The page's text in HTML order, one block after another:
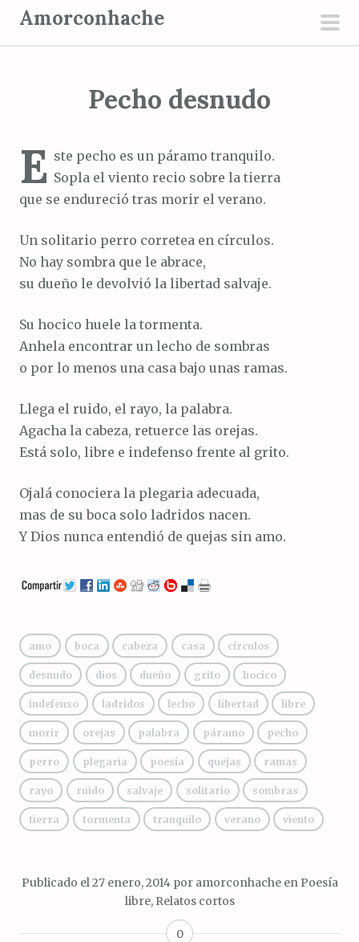
Amorconhache
Pecho desnudo
E ste pecho es un páramo tranquilo.
Sopla el viento recio sobre la tierra
que se endureció tras morir el verano.
Un solitario perro corretea en círculos.
No hay sombra que le abrace,
su dueño le devolvió la libertad salvaje.
Su hocico huele la tormenta.
Anhela encontrar un lecho de sombras
o por lo menos una casa bajo unas ramas.
Llega el ruido, el rayo, la palabra.
Agacha la cabeza, retuerce las orejas.
Está solo, libre e indefenso frente al grito.
Ojalá conociera la plegaria adecuada,
mas de su boca solo ladridos nacen.
Y Dios nunca entendió de quejas sin amo.
amo boca cabeza casa círculos
desnudo dios dueño grito hocico
indefenso ladridos lecho libertad libre
morir orejas palabra páramo pecho
perro plegaria poesía quejas ramas
rayo ruido salvaje solitario sombras
tierra tormenta tranquilo verano viento
Publicado el 27 enero, 2014por amorconhacheen Poesía
libre, Relatos cortos
0